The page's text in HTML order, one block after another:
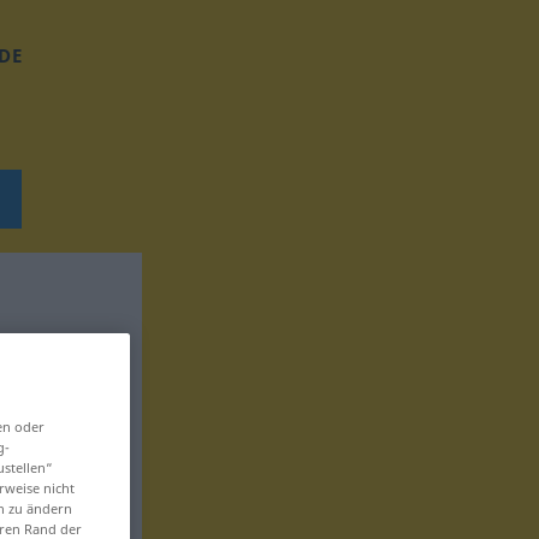
DE
oder
nicht
zu ändern
Rand der